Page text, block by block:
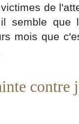
de
semble que
mois que
contre